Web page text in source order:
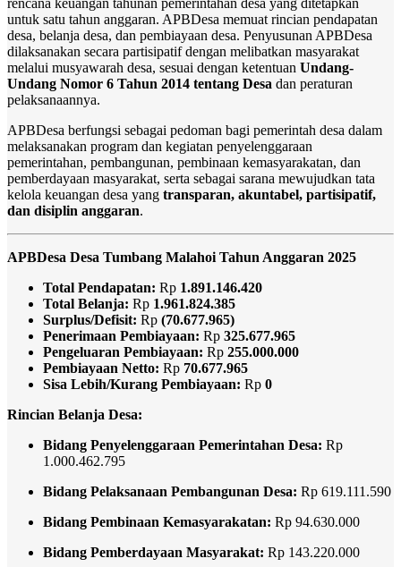
rencana keuangan tahunan pemerintahan desa yang ditetapkan
untuk satu tahun anggaran. APBDesa memuat rincian pendapatan
desa, belanja desa, dan pembiayaan desa. Penyusunan APBDesa
dilaksanakan secara partisipatif dengan melibatkan masyarakat
melalui musyawarah desa, sesuai dengan ketentuan Undang-
Undang Nomor 6 Tahun 2014 tentang Desa dan peraturan
pelaksanaannya.
APBDesa berfungsi sebagai pedoman bagi pemerintah desa dalam
melaksanakan program dan kegiatan penyelenggaraan
pemerintahan, pembangunan, pembinaan kemasyarakatan, dan
pemberdayaan masyarakat, serta sebagai sarana mewujudkan tata
kelola keuangan desa yang transparan, akuntabel, partisipatif,
dan disiplin anggaran.
APBDesa Desa Tumbang Malahoi Tahun Anggaran 2025
Total Pendapatan: Rp 1.891.146.420
Total Belanja: Rp 1.961.824.385
Surplus/Defisit: Rp (70.677.965)
Penerimaan Pembiayaan: Rp 325.677.965
Pengeluaran Pembiayaan: Rp 255.000.000
Pembiayaan Netto: Rp 70.677.965
Sisa Lebih/Kurang Pembiayaan: Rp 0
Rincian Belanja Desa:
Bidang Penyelenggaraan Pemerintahan Desa: Rp
1.000.462.795
Bidang Pelaksanaan Pembangunan Desa: Rp 619.111.590
Bidang Pembinaan Kemasyarakatan: Rp 94.630.000
Bidang Pemberdayaan Masyarakat: Rp 143.220.000